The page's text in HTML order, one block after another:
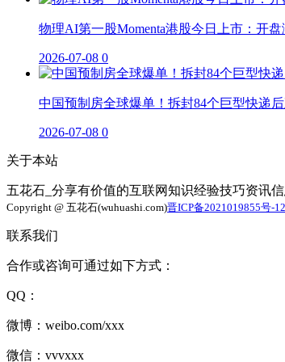
物理AI第一股Momenta港股今日上市：开盘
2026-07-08 0
中国预制房全球爆单！拆封84个巨型快递
2026-07-08 0
关于本站
五花石_分享有价值的互联网知识经验技巧资讯信
Copyright @ 五花石(wuhuashi.com)晋ICP备2021019855号-12
联系我们
合作或咨询可通过如下方式：
QQ：
微博：weibo.com/xxx
微信：vvvxxx